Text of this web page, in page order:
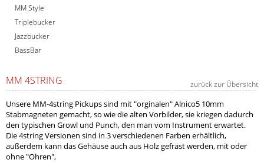
MM Style
Triplebucker
Jazzbucker
BassBar
MM 4STRING zurück zur Übersicht
Unsere MM-4string Pickups sind mit "orginalen" Alnico5 10mm
Stabmagneten gemacht, so wie die alten Vorbilder, sie kriegen dadurch
den typischen Growl und Punch, den man vom Instrument erwartet.
Die 4string Versionen sind in 3 verschiedenen Farben erhältlich,
außerdem kann das Gehäuse auch aus Holz gefräst werden, mit oder
ohne "Ohren",